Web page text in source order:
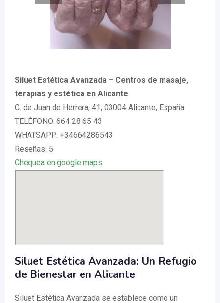
Siluet Estética Avanzada – Centros de masaje,
terapias y estética en Alicante
C. de Juan de Herrera, 41, 03004 Alicante, España
TELÉFONO: 664 28 65 43
WHATSAPP: +34664286543
Reseñas: 5
Chequea en google maps
Siluet Estética Avanzada: Un Refugio
de Bienestar en Alicante
Siluet Estética Avanzada se establece como un